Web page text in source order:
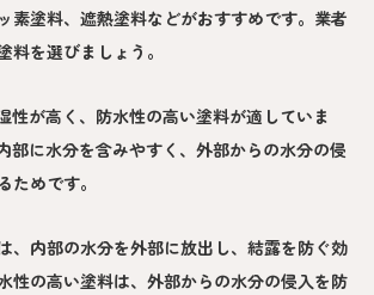
素塗料、遮熱塗料などがおすすめです。業者
料を選びましょう。
性が高く、防水性の高い塗料が適していま
部に水分を含みやすく、外部からの水分の侵
ためです。
、内部の水分を外部に放出し、結露を防ぐ効
性の高い塗料は、外部からの水分の侵入を防